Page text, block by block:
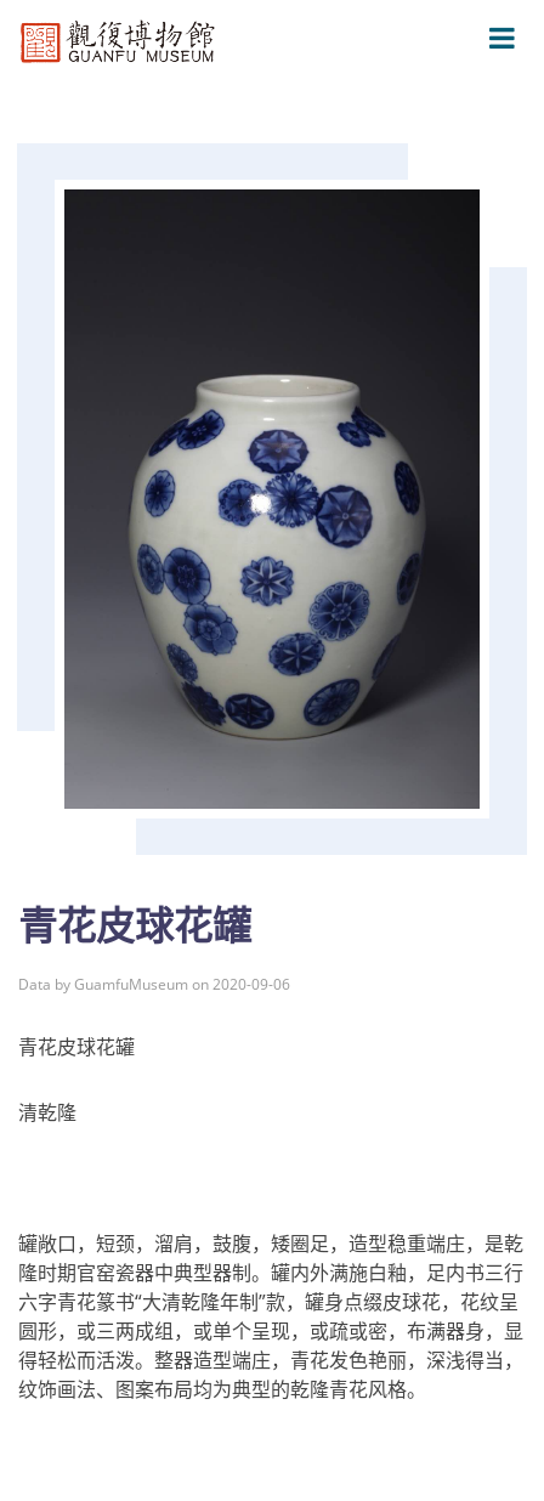
青花皮球花罐
Data by GuamfuMuseum on 2020-09-06
青花皮球花罐
清乾隆
罐敞口，短颈，溜肩，鼓腹，矮圈足，造型稳重端庄，是乾
隆时期官窑瓷器中典型器制。罐内外满施白釉，足内书三行
六字青花篆书“大清乾隆年制”款，罐身点缀皮球花，花纹呈
圆形，或三两成组，或单个呈现，或疏或密，布满器身，显
得轻松而活泼。整器造型端庄，青花发色艳丽，深浅得当，
纹饰画法、图案布局均为典型的乾隆青花风格。